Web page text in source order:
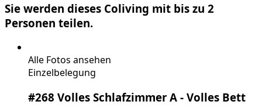
Sie werden dieses Coliving mit bis zu 2
Personen teilen.
Alle Fotos ansehen
Einzelbelegung
#268 Volles Schlafzimmer A - Volles Bett